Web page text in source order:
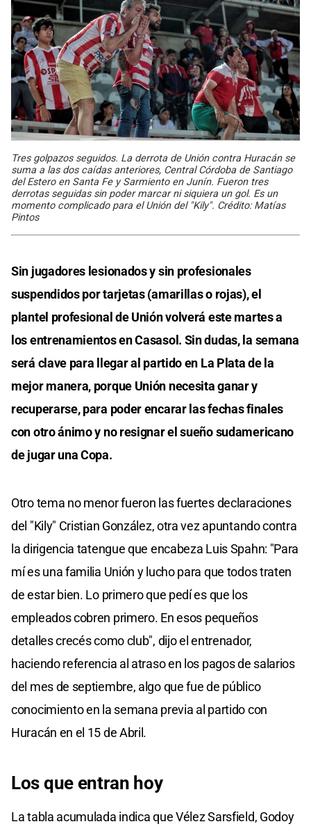
Tres golpazos seguidos. La derrota de Unión contra Huracán se
suma a las dos caídas anteriores, Central Córdoba de Santiago
del Estero en Santa Fe y Sarmiento en Junín. Fueron tres
derrotas seguidas sin poder marcar ni siquiera un gol. Es un
momento complicado para el Unión del "Kily". Crédito: Matías
Pintos
Sin jugadores lesionados y sin profesionales
suspendidos por tarjetas (amarillas o rojas), el
plantel profesional de Unión volverá este martes a
los entrenamientos en Casasol. Sin dudas, la semana
será clave para llegar al partido en La Plata de la
mejor manera, porque Unión necesita ganar y
recuperarse, para poder encarar las fechas finales
con otro ánimo y no resignar el sueño sudamericano
de jugar una Copa.
Otro tema no menor fueron las fuertes declaraciones
del "Kily" Cristian González, otra vez apuntando contra
la dirigencia tatengue que encabeza Luis Spahn: "Para
mí es una familia Unión y lucho para que todos traten
de estar bien. Lo primero que pedí es que los
empleados cobren primero. En esos pequeños
detalles crecés como club", dijo el entrenador,
haciendo referencia al atraso en los pagos de salarios
del mes de septiembre, algo que fue de público
conocimiento en la semana previa al partido con
Huracán en el 15 de Abril.
Los que entran hoy
La tabla acumulada indica que Vélez Sarsfield, Godoy